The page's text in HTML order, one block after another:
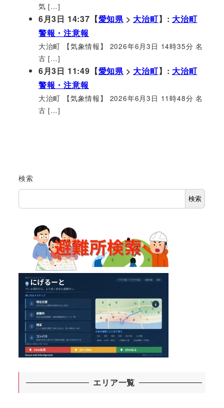
気 […]
6月3日 14:37【愛知県 > 大治町】: 大治町
警報・注意報
大治町 【気象情報】 2026年6月3日 14時35分 名
古 […]
6月3日 11:49【愛知県 > 大治町】: 大治町
警報・注意報
大治町 【気象情報】 2026年6月3日 11時48分 名
古 […]
検索
検索
エリア一覧